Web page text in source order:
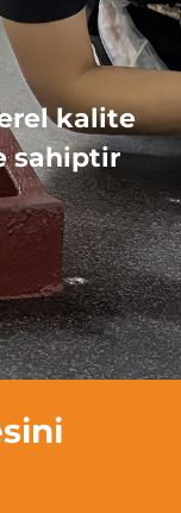
kalite
sahiptir